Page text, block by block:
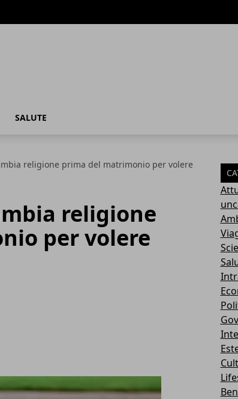
SALUTE
religione prima del matrimonio per volere
religione
per volere